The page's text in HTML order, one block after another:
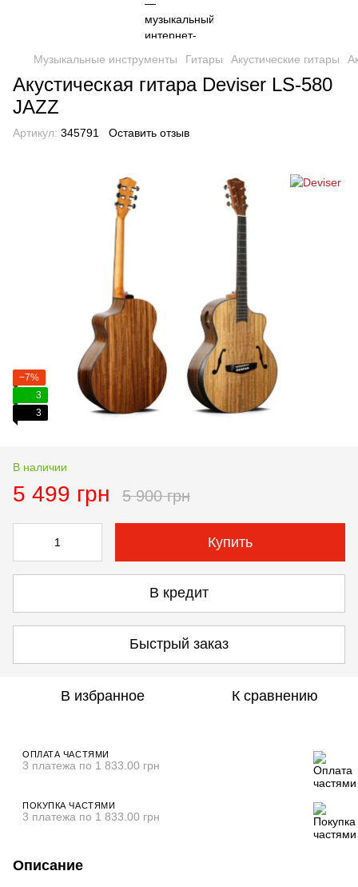
Музыкальные инструменты Гитары Акустические гитары
Акустическая гитара Deviser LS-580
JAZZ
Артикул: 345791 Оставить отзыв
−7%
3
3
В наличии
5 499 грн 5 900 грн
Купить
В кредит
Быстрый заказ
В избранное К сравнению
ОПЛАТА ЧАСТЯМИ
3 платежа по 1 833.00 грн
ПОКУПКА ЧАСТЯМИ
3 платежа по 1 833.00 грн
Описание